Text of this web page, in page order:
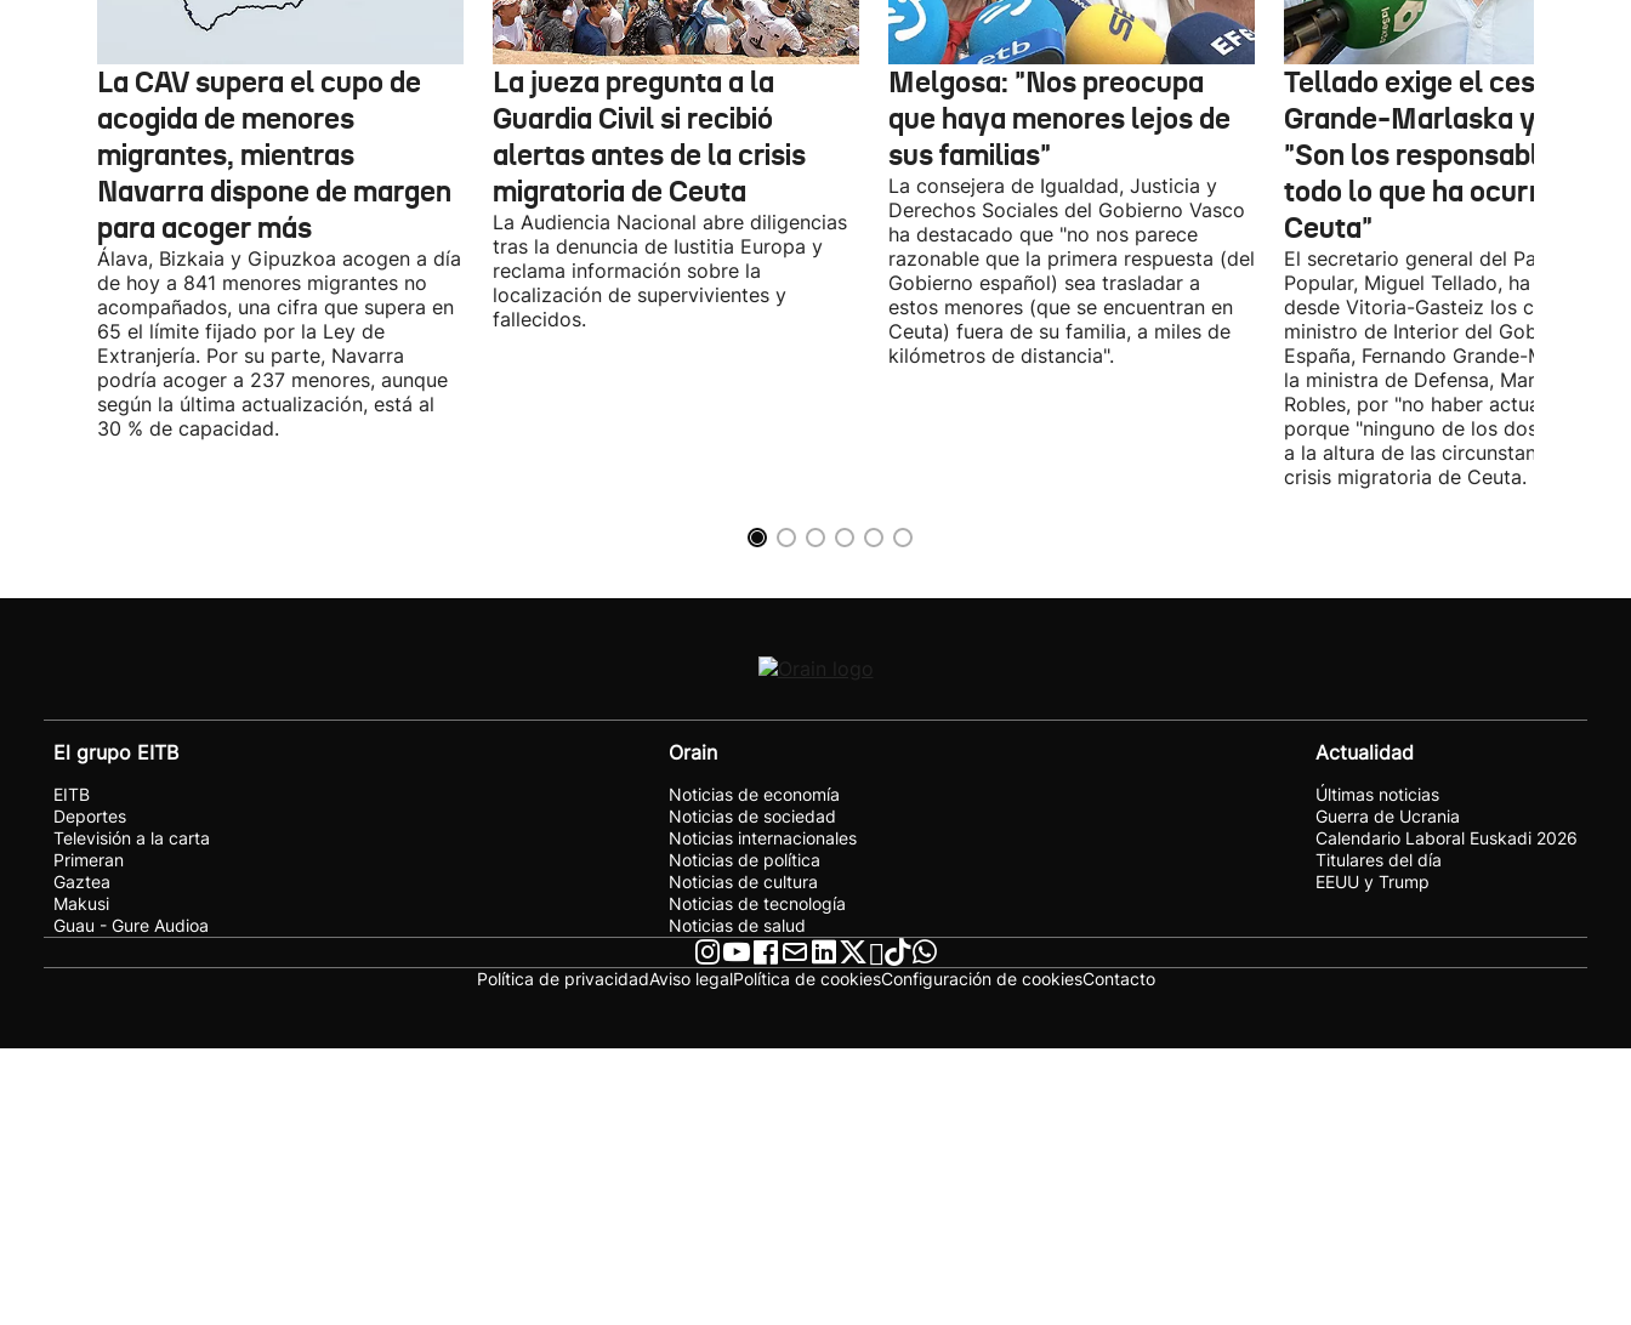
La CAV supera el cupo de
acogida de menores
migrantes, mientras
Navarra dispone de margen
para acoger más
Álava, Bizkaia y Gipuzkoa acogen a día
de hoy a 841 menores migrantes no
acompañados, una cifra que supera en
65 el límite fijado por la Ley de
Extranjería. Por su parte, Navarra
podría acoger a 237 menores, aunque
según la última actualización, está al
30 % de capacidad.
La jueza pregunta a la
Guardia Civil si recibió
alertas antes de la crisis
migratoria de Ceuta
La Audiencia Nacional abre diligencias
tras la denuncia de Iustitia Europa y
reclama información sobre la
localización de supervivientes y
fallecidos.
Melgosa: "Nos preocupa
que haya menores lejos de
sus familias"
La consejera de Igualdad, Justicia y
Derechos Sociales del Gobierno Vasco
ha destacado que "no nos parece
razonable que la primera respuesta (del
Gobierno español) sea trasladar a
estos menores (que se encuentran en
Ceuta) fuera de su familia, a miles de
kilómetros de distancia".
Tellado exige el cese de
Grande-Marlaska y
"Son los responsables de
todo lo que ha ocurrido en
Ceuta"
El secretario general del Partido
Popular, Miguel Tellado, ha exigido
desde Vitoria-Gasteiz los ceses del
ministro de Interior del Gobierno de
España, Fernando Grande-Marlaska, y
la ministra de Defensa, Margarita
Robles, por "no haber actuado" y
porque "ninguno de los dos ha
a la altura de las circunstancias" ante
crisis migratoria de Ceuta.
El grupo EITB
EITB
Deportes
Televisión a la carta
Primeran
Gaztea
Makusi
Guau - Gure Audioa
Orain
Noticias de economía
Noticias de sociedad
Noticias internacionales
Noticias de política
Noticias de cultura
Noticias de tecnología
Noticias de salud
Actualidad
Últimas noticias
Guerra de Ucrania
Calendario Laboral Euskadi 2026
Titulares del día
EEUU y Trump
Política de privacidadAviso legalPolítica de cookiesConfiguración de cookiesContacto